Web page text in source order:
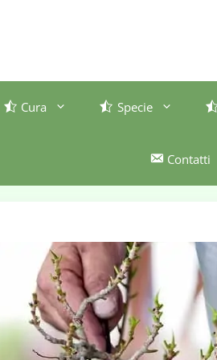
Cura Specie
Contatti